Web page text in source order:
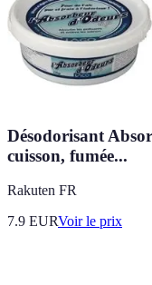
Désodorisant
cuisson, fumée...
Rakuten FR
7.9 EURVoir le prix